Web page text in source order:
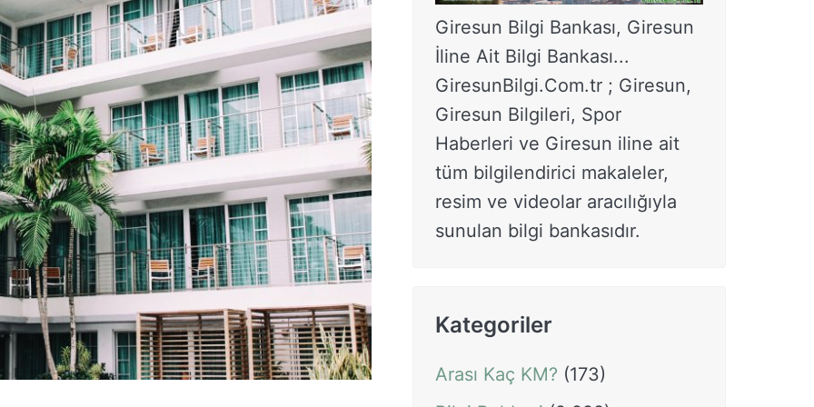
Giresun Bilgi Bankası, Giresun
İline Ait Bilgi Bankası...
GiresunBilgi.Com.tr ; Giresun,
Giresun Bilgileri, Spor
Haberleri ve Giresun iline ait
tüm bilgilendirici makaleler,
resim ve videolar aracılığıyla
sunulan bilgi bankasıdır.
Kategoriler
Arası Kaç KM? (173)